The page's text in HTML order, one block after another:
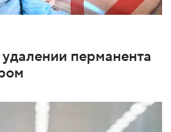
перманента